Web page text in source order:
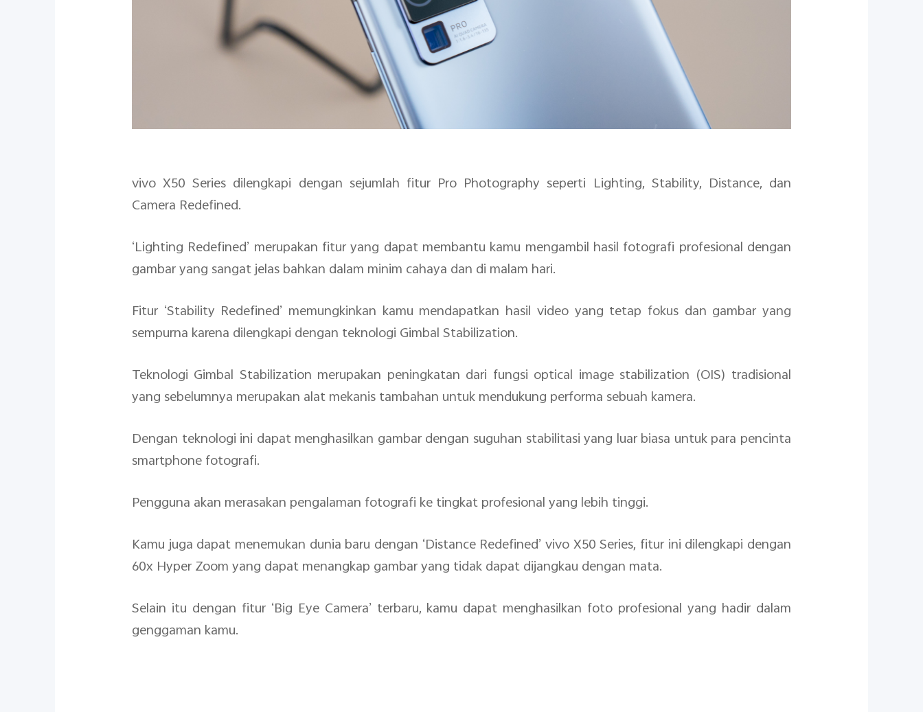
vivo X50 Series dilengkapi dengan sejumlah fitur Pro Photography seperti Lighting, Stability, Distance, dan
Camera Redefined.
‘Lighting Redefined’ merupakan fitur yang dapat membantu kamu mengambil hasil fotografi profesional dengan
gambar yang sangat jelas bahkan dalam minim cahaya dan di malam hari.
Fitur ‘Stability Redefined’ memungkinkan kamu mendapatkan hasil video yang tetap fokus dan gambar yang
sempurna karena dilengkapi dengan teknologi Gimbal Stabilization.
Teknologi Gimbal Stabilization merupakan peningkatan dari fungsi optical image stabilization (OIS) tradisional
yang sebelumnya merupakan alat mekanis tambahan untuk mendukung performa sebuah kamera.
Dengan teknologi ini dapat menghasilkan gambar dengan suguhan stabilitasi yang luar biasa untuk para pencinta
smartphone fotografi.
Pengguna akan merasakan pengalaman fotografi ke tingkat profesional yang lebih tinggi.
Kamu juga dapat menemukan dunia baru dengan ‘Distance Redefined’ vivo X50 Series, fitur ini dilengkapi dengan
60x Hyper Zoom yang dapat menangkap gambar yang tidak dapat dijangkau dengan mata.
Selain itu dengan fitur ‘Big Eye Camera’ terbaru, kamu dapat menghasilkan foto profesional yang hadir dalam
genggaman kamu.